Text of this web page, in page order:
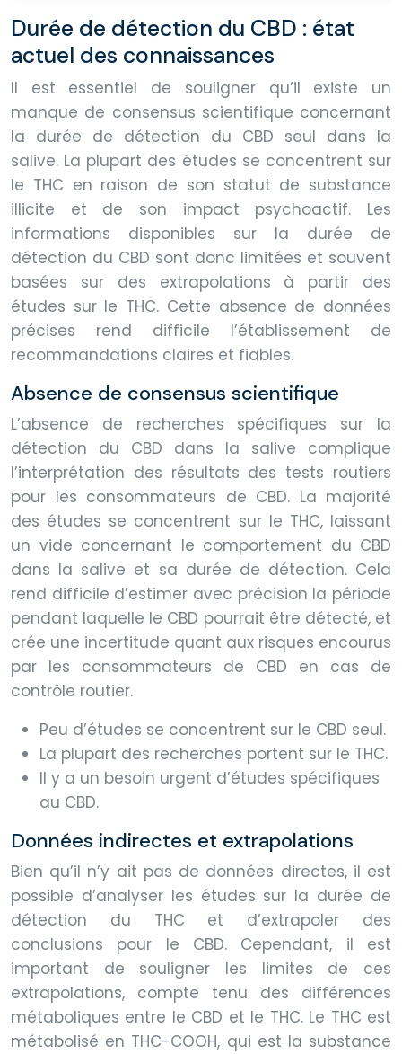
Durée de détection du CBD : état
actuel des connaissances
Il est essentiel de souligner qu’il existe un
manque de consensus scientifique concernant
la durée de détection du CBD seul dans la
salive. La plupart des études se concentrent sur
le THC en raison de son statut de substance
illicite et de son impact psychoactif. Les
informations disponibles sur la durée de
détection du CBD sont donc limitées et souvent
basées sur des extrapolations à partir des
études sur le THC. Cette absence de données
précises rend difficile l’établissement de
recommandations claires et fiables.
Absence de consensus scientifique
L’absence de recherches spécifiques sur la
détection du CBD dans la salive complique
l’interprétation des résultats des tests routiers
pour les consommateurs de CBD. La majorité
des études se concentrent sur le THC, laissant
un vide concernant le comportement du CBD
dans la salive et sa durée de détection. Cela
rend difficile d’estimer avec précision la période
pendant laquelle le CBD pourrait être détecté, et
crée une incertitude quant aux risques encourus
par les consommateurs de CBD en cas de
contrôle routier.
Peu d’études se concentrent sur le CBD seul.
La plupart des recherches portent sur le THC.
Il y a un besoin urgent d’études spécifiques
au CBD.
Données indirectes et extrapolations
Bien qu’il n’y ait pas de données directes, il est
possible d’analyser les études sur la durée de
détection du THC et d’extrapoler des
conclusions pour le CBD. Cependant, il est
important de souligner les limites de ces
extrapolations, compte tenu des différences
métaboliques entre le CBD et le THC. Le THC est
métabolisé en THC-COOH, qui est la substance